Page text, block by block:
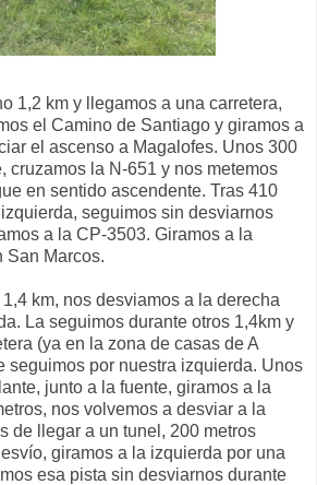
1,2 km y llegamos a una carretera,
el Camino de Santiago y giramos a
el ascenso a Magalofes. Unos 300
cruzamos la N-651 y nos metemos
en sentido ascendente. Tras 410
seguimos sin desviarnos
a la CP-3503. Giramos a la
San Marcos.
km, nos desviamos a la derecha
La seguimos durante otros 1,4km y
(ya en la zona de casas de A
seguimos por nuestra izquierda. Unos
junto a la fuente, giramos a la
nos volvemos a desviar a la
de llegar a un tunel, 200 metros
giramos a la izquierda por una
esa pista sin desviarnos durante